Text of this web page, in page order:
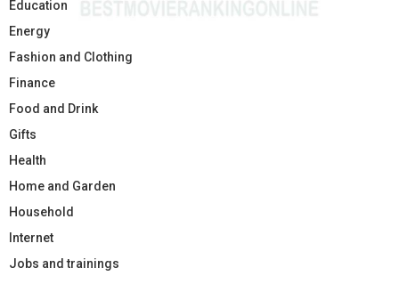
Education
Energy
Fashion and Clothing
Finance
Food and Drink
Gifts
Health
Home and Garden
Household
Internet
Jobs and trainings